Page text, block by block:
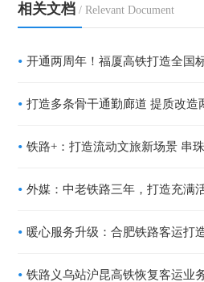
相关文档 / Relevant Document